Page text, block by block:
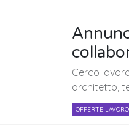
Cerco
architetto,
OFFERTE LAVORO